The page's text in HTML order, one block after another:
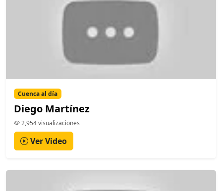
Cuenca al día
Diego Martínez
2,954 visualizaciones
Ver Video